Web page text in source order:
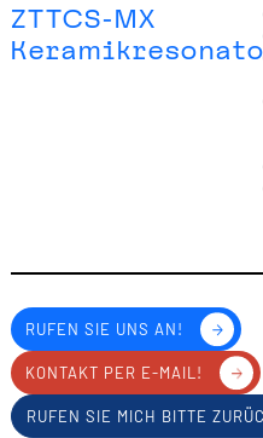
ZTTCS-MX
RUFEN SIE UNS AN!
KONTAKT PER E-MAIL!
RUFEN SIE MICH BITTE